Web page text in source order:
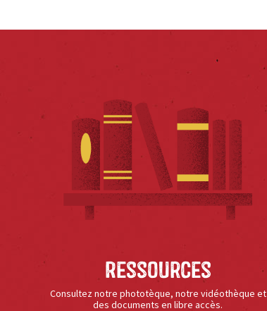
Ressources
Consultez notre phototèque, notre vidéothèque et
des documents en libre accès.